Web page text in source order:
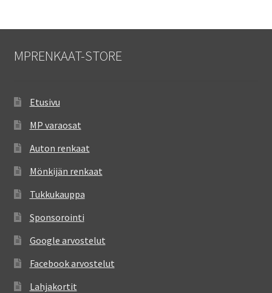
MPRENKAAT-STORE
Etusivu
MP varaosat
Auton renkaat
Mönkijän renkaat
Tukkukauppa
Sponsorointi
Google arvostelut
Facebook arvostelut
Lahjakortit